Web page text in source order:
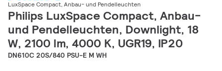
LuxSpace Compact, Anbau- und Pendelleuchten
Philips LuxSpace Compact, Anbau-
und Pendelleuchten, Downlight, 18
W, 2100 lm, 4000 K, UGR19, IP20
DN610C 20S/840 PSU-E M WH